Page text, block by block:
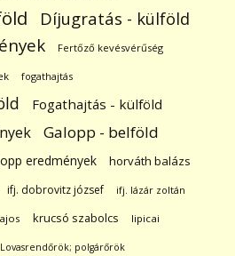
Díjugratás - külföld
Fertőző kevésvérűség
fogathajtás
Fogathajtás - külföld
Galopp - belföld
eredmények horváth balázs
ifj. dobrovitz józsef ifj. lázár zoltán
krucsó szabolcs lipicai
Lovasrendőrök; polgárőrök